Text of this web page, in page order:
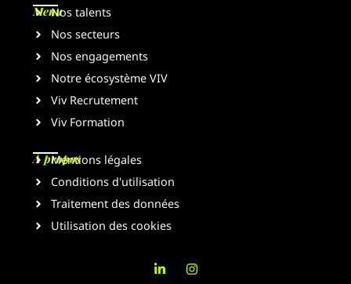
MenuNos talents
Nos secteurs
Nos engagements
Notre écosystème VIV
Viv Recrutement
Viv Formation
À propos
Mentions légales
Conditions d'utilisation
Traitement des données
Utilisation des cookies